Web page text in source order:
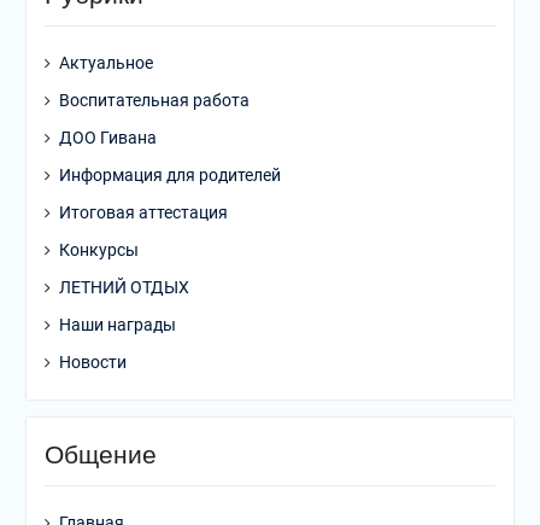
Актуальное
Воспитательная работа
ДОО Гивана
Информация для родителей
Итоговая аттестация
Конкурсы
ЛЕТНИЙ ОТДЫХ
Наши награды
Новости
Общение